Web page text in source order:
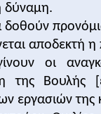
του
το θέμα μας.
Όταν λέω
την
σε κίνδυνο
του
δύναμη.
αποδεκτή
οι
της Βουλής
εργασιών